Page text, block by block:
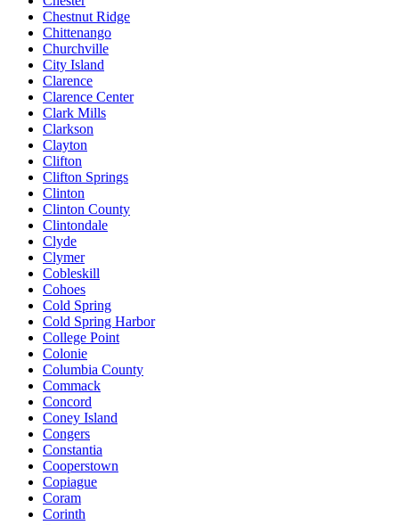
Chestnut Ridge
Chittenango
Churchville
City Island
Clarence
Clarence Center
Clark Mills
Clarkson
Clayton
Clifton
Clifton Springs
Clinton
Clinton County
Clintondale
Clyde
Clymer
Cobleskill
Cohoes
Cold Spring
Cold Spring Harbor
College Point
Colonie
Columbia County
Commack
Concord
Coney Island
Congers
Constantia
Cooperstown
Copiague
Coram
Corinth